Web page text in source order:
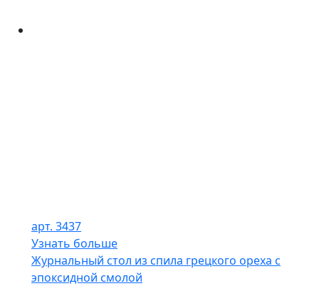
арт. 3437
Узнать больше
Журнальный стол из спила грецкого ореха с
эпоксидной смолой